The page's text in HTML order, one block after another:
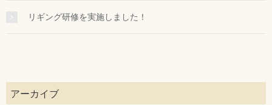
リギング研修を実施しました！
アーカイブ